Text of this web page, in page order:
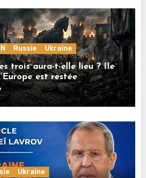
Russie Ukraine
trois aura-t-elle lieu ? IIe
est restée
Ukraine